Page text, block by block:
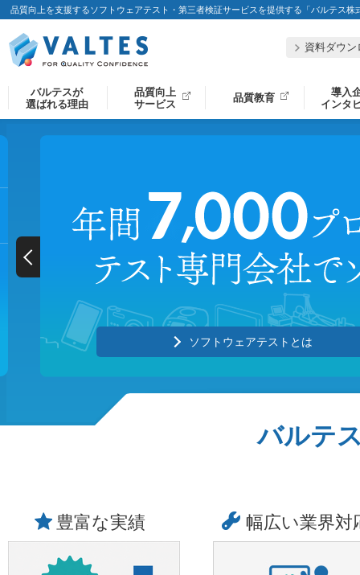
品質向上を支援するソフトウェアテスト・第三者検証サービスを提供する「バルテス株
資料ダウン
バルテスが
選ばれる理由
品質向上
サービス
品質教育
導入
インタ
ソフトウェアテストとは
バルテ
豊富な実績 幅広い業界対